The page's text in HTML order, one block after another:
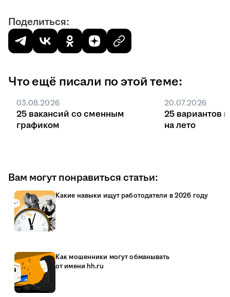
Поделиться:
Что ещё писали по этой теме:
03.08.2026
25 вакансий со сменным
графиком
20.07.2026
25 вариантов
на лето
Вам могут понравиться статьи:
Какие навыки ищут работодатели в 2026 году
Как мошенники могут обманывать
от имени hh.ru